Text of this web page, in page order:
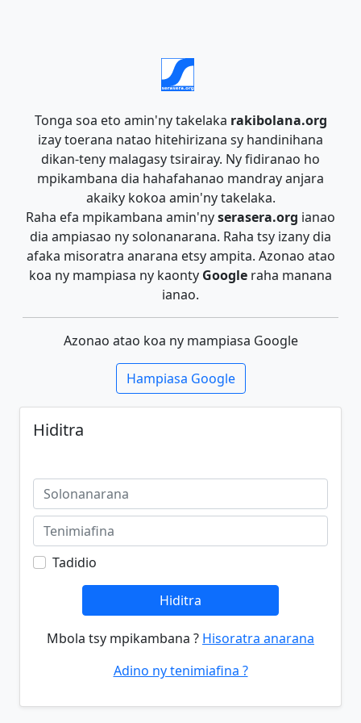
Tonga soa eto amin'ny takelaka rakibolana.org
izay toerana natao hitehirizana sy handinihana
dikan-teny malagasy tsirairay. Ny fidiranao ho
mpikambana dia hahafahanao mandray anjara
akaiky kokoa amin'ny takelaka.
Raha efa mpikambana amin'nyserasera.org ianao
dia ampiasao ny solonanarana. Raha tsy izany dia
afaka misoratra anarana etsy ampita. Azonao atao
koa ny mampiasa ny kaonty Google raha manana
ianao.
Azonao atao koa ny mampiasa Google
Hampiasa Google
Hiditra
Tadidio
Hiditra
Mbola tsy mpikambana ? Hisoratra anarana
Adino ny tenimiafina ?